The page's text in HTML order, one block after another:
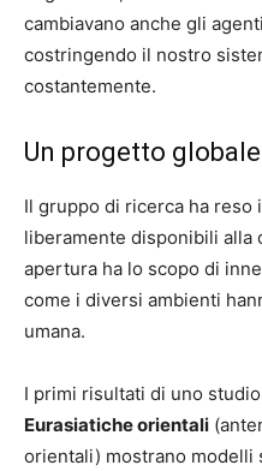
cambiavano anche gli
costringendo il nostro
costantemente.
Un progetto
Il gruppo di ricerca ha reso
liberamente disponibili alla
apertura ha lo scopo di
come i diversi ambienti
umana.
I primi risultati di uno
Eurasiatiche orientali
orientali) mostrano modelli